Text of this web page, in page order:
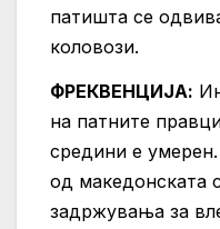
патишта се
коловози.
ФРЕКВЕНЦИЈА:
на патните
средини е
од македонската
задржувања за